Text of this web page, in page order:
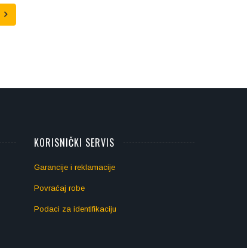
KORISNIČKI SERVIS
Garancije i reklamacije
Povraćaj robe
Podaci za identifikaciju